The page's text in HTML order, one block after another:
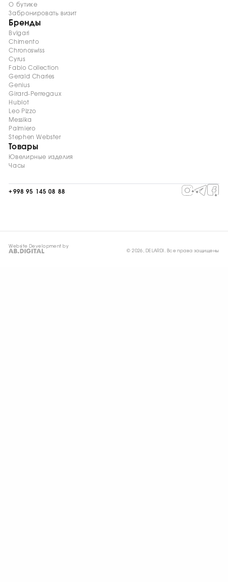
О бутике
Забронировать визит
Бренды
Bvlgari
Chimento
Chronoswiss
Cyrus
Fabio Collection
Gerald Charles
Genius
Girard-Perregaux
Hublot
Leo Pizzo
Messika
Palmiero
Stephen Webster
Товары
Ювелирные изделия
Часы
+998 95 145 08 88
Website Development by
© 2026, DELARDI. Все права защищены